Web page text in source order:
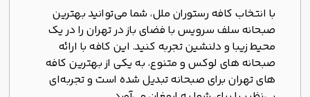
با انتخاب کافه رستوران ملل، شما می‌توانید بهترین
صبحانه سلف سرویس با فضای باز در تهران را در یک
محیط زیبا و دلنشین تجربه کنید. این کافه با ارائه
صبحانه های لوکس و متنوع، به یکی از بهترین کافه
های تهران برای صبحانه تبدیل شده است و تجربه‌ای